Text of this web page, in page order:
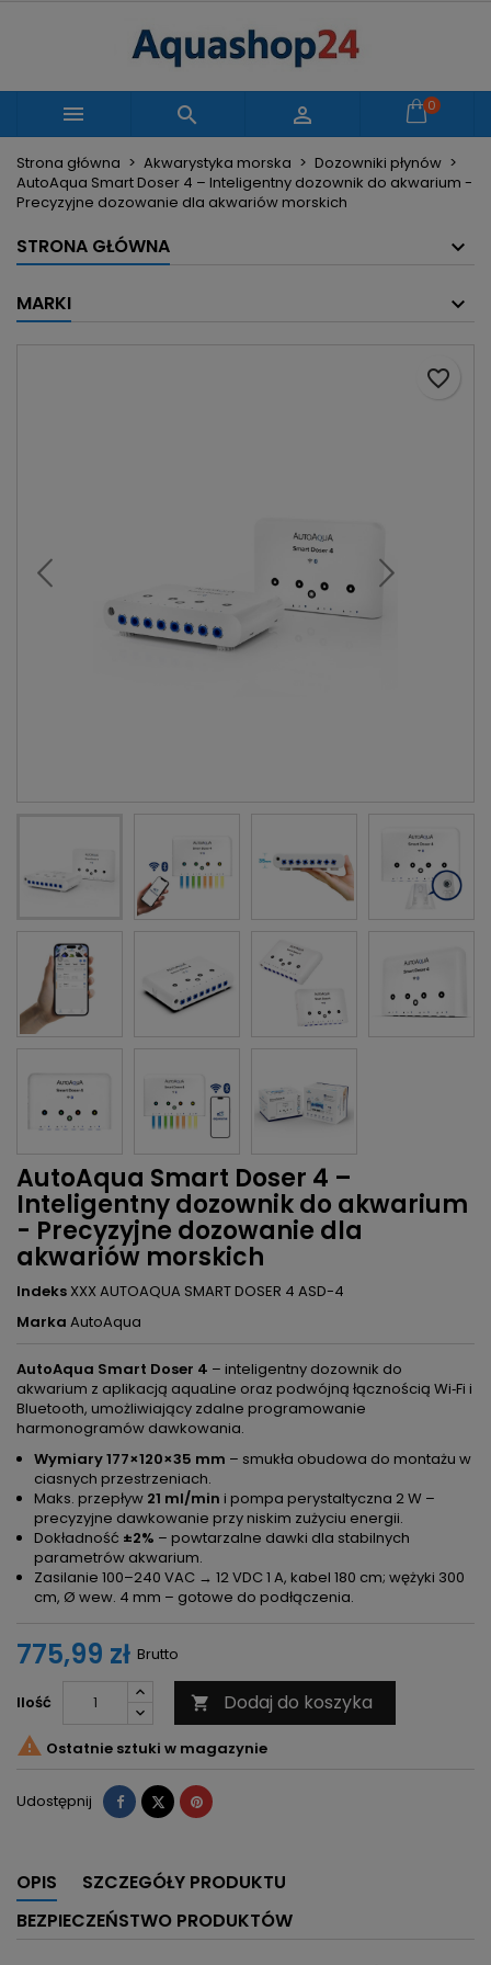
   0
Strona główna Akwarystyka morska
Dozowniki płynów
AutoAqua Smart Doser 4 – Inteligentny dozownik do akwarium -
Precyzyjne dozowanie dla akwariów morskich
STRONA GŁÓWNA
MARKI
AutoAqua Smart Doser 4 –
Inteligentny dozownik do akwarium
- Precyzyjne dozowanie dla
akwariów morskich
Indeks XXX AUTOAQUA SMART DOSER 4 ASD-4
Marka AutoAqua
AutoAqua Smart Doser 4 – inteligentny dozownik do
akwarium z aplikacją aquaLine oraz podwójną łącznością Wi‑Fi i
Bluetooth, umożliwiający zdalne programowanie
harmonogramów dawkowania.
Wymiary 177×120×35 mm – smukła obudowa do montażu w
ciasnych przestrzeniach.
Maks. przepływ 21 ml/min i pompa perystaltyczna 2 W –
precyzyjne dawkowanie przy niskim zużyciu energii.
Dokładność ±2% – powtarzalne dawki dla stabilnych
parametrów akwarium.
Zasilanie 100–240 VAC → 12 VDC 1 A, kabel 180 cm; wężyki 300
cm, Ø wew. 4 mm – gotowe do podłączenia.
775,99 zł Brutto
Ilość  Dodaj do koszyka
favorite_border
 Ostatnie sztuki w magazynie
Udostępnij Udostępnij
TweetujPinterest
OPIS
SZCZEGÓŁY PRODUKTU
BEZPIECZEŃSTWO PRODUKTÓW
Moje listy życzeń
add_circle_outline Utwórz nową listę
Utwórz listę życzeń
Nazwa listy życzeń
Zaloguj się
Musisz być zalogowany by zapisać produkty na
swojej liście życzeń.
Anuluj Zaloguj się